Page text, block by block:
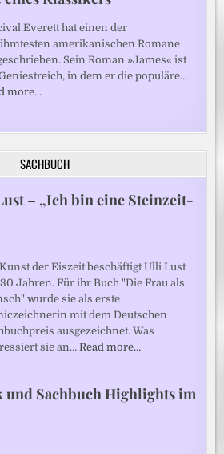
Everett hat einen der
amerikanischen Romane
Sein Roman »James« ist
in dem er die populäre…
more…
SACHBUCH
– „Ich bin eine Steinzeit-
der Eiszeit beschäftigt Ulli Lust
Jahren. Für ihr Buch "Die Frau als
wurde sie als erste
mit dem Deutschen
ausgezeichnet. Was
sie an…Read more…
und Sachbuch Highlights im